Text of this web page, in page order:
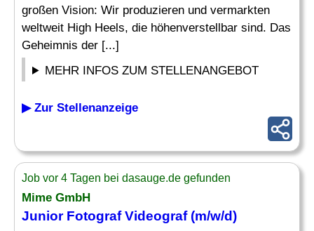
großen Vision: Wir produzieren und vermarkten
weltweit High Heels, die höhenverstellbar sind. Das
Geheimnis der [...]
MEHR INFOS ZUM STELLENANGEBOT
▶ Zur Stellenanzeige
Job vor 4 Tagen bei dasauge.de gefunden
Mime GmbH
Junior Fotograf Videograf (m/w/d)